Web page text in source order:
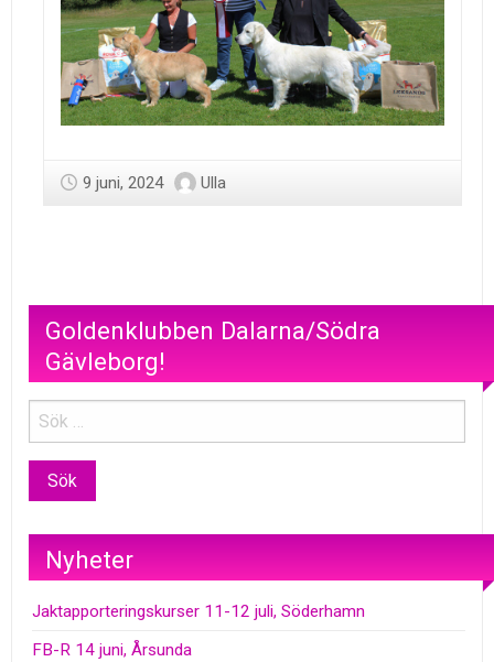
9 juni, 2024 Ulla
Goldenklubben Dalarna/Södra
Gävleborg!
Nyheter
Jaktapporteringskurser 11-12 juli, Söderhamn
FB-R 14 juni, Årsunda